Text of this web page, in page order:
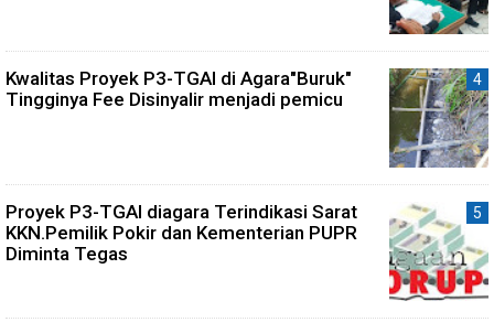
Kwalitas Proyek P3-TGAI di Agara"Buruk"
Tingginya Fee Disinyalir menjadi pemicu
Proyek P3-TGAI diagara Terindikasi Sarat
KKN.Pemilik Pokir dan Kementerian PUPR
Diminta Tegas